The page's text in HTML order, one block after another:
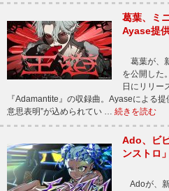
葛葉、ミ
Ayase提
葛葉が、
を公開し
日にリリー
『Adamantite』の収録曲。Ayaseによる
意思表明”が込められてい … 続きを読む
Ado、ビ
ンストロ
Adoが、